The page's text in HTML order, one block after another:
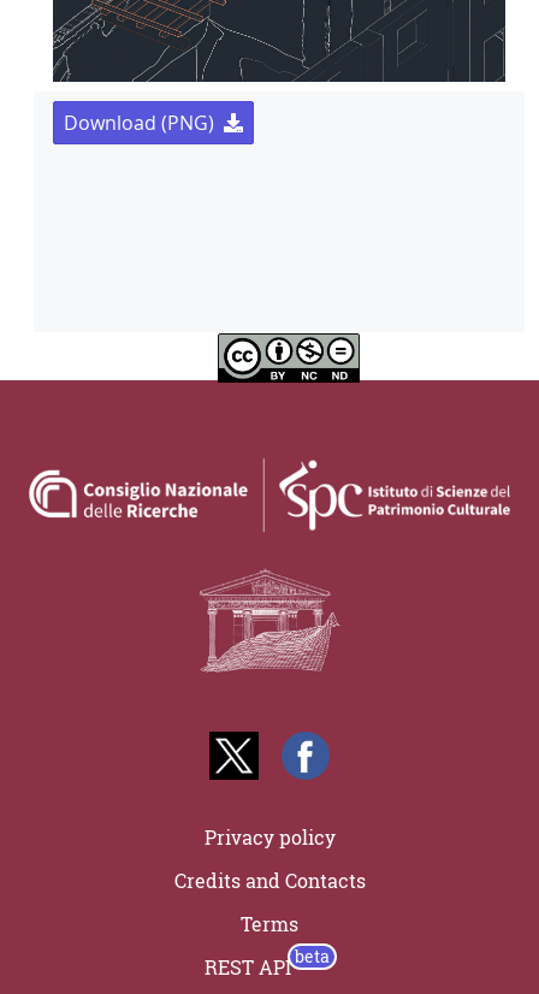
Download (PNG)
Privacy policy
Credits and Contacts
Terms
REST API